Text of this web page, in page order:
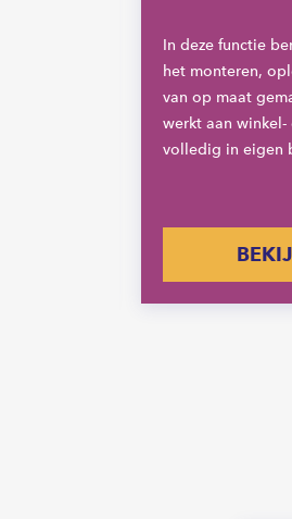
In deze functie
het monteren,
van op maat
werkt aan winkel-
volledig in eigen